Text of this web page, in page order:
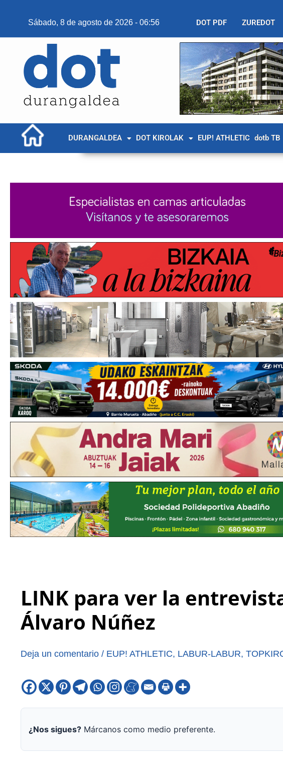
Sábado, 8 de agosto de 2026 - 06:56 DOT PDF ZUREDOT
DURANGALDEA DOT KIROLAK EUP! ATHLETIC dotb TB
LINK para ver la
Álvaro Núñez
Deja un comentario / EUP! ATHLETIC, LABUR-LABUR,
¿Nos sigues?Márcanos como medio preferente.